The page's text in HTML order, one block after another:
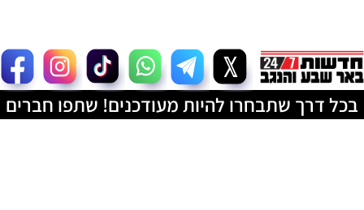
בכל דרך שתבחרו להיות מעודכנים! שתפו חברים